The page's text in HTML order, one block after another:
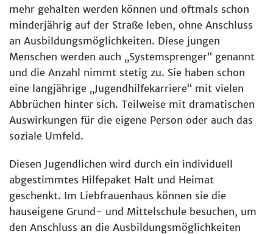
mehr gehalten werden können und oftmals schon
minderjährig auf der Straße leben, ohne Anschluss
an Ausbildungsmöglichkeiten. Diese jungen
Menschen werden auch „Systemsprenger“ genannt
und die Anzahl nimmt stetig zu. Sie haben schon
eine langjährige „Jugendhilfekarriere“ mit vielen
Abbrüchen hinter sich. Teilweise mit dramatischen
Auswirkungen für die eigene Person oder auch das
soziale Umfeld.
Diesen Jugendlichen wird durch ein individuell
abgestimmtes Hilfepaket Halt und Heimat
geschenkt. Im Liebfrauenhaus können sie die
hauseigene Grund- und Mittelschule besuchen, um
den Anschluss an die Ausbildungsmöglichkeiten